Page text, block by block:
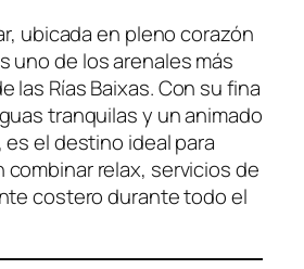
ubicada en pleno corazón
uno de los arenales más
las Rías Baixas. Con su fina
tranquilas y un animado
el destino ideal para
relax, servicios de
costero durante todo el